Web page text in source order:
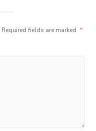
Required fields are marked *